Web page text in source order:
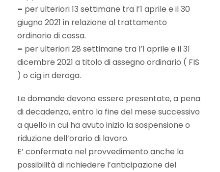
– per ulteriori 13 settimane tra l’1 aprile e il 30
giugno 2021 in relazione al trattamento
ordinario di cassa.
– per ulteriori 28 settimane tra l’1 aprile e il 31
dicembre 2021 a titolo di assegno ordinario ( FIS
) o cig in deroga.
Le domande devono essere presentate, a pena
di decadenza, entro la fine del mese successivo
a quello in cui ha avuto inizio la sospensione o
riduzione dell’orario di lavoro.
E’ confermata nel provvedimento anche la
possibilità di richiedere l’anticipazione del